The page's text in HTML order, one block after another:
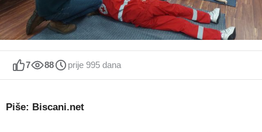
7 88 prije 995 dana
Piše: Biscani.net